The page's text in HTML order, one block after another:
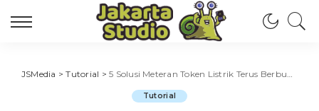
JSMedia >Tutorial >5 Solusi Meteran Token Listrik Terus Berbunyi Setelah Diisi
Tutorial